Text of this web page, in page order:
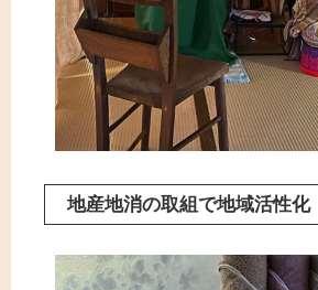
地産地消の取組で地域活性化